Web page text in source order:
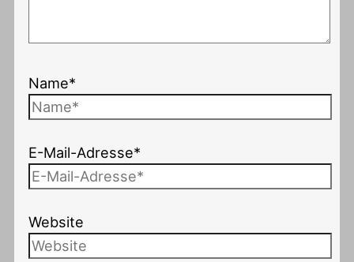
Name*
E-Mail-Adresse*
Website